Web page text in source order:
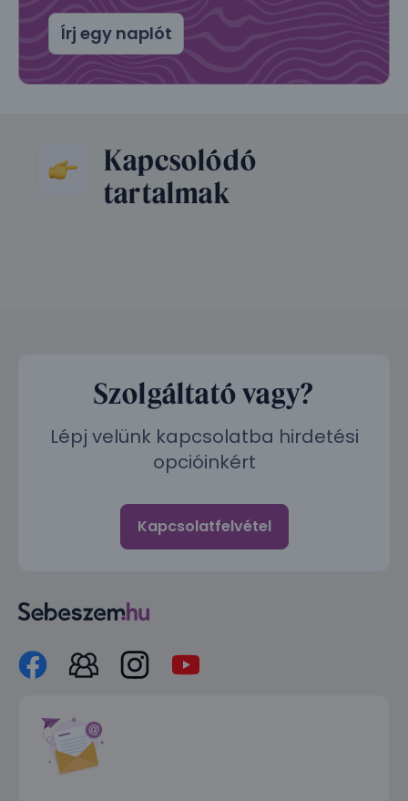
Írj egy naplót
Kapcsolódó
tartalmak
Szolgáltató vagy?
Lépj velünk kapcsolatba hirdetési
opcióinkért
Kapcsolatfelvétel